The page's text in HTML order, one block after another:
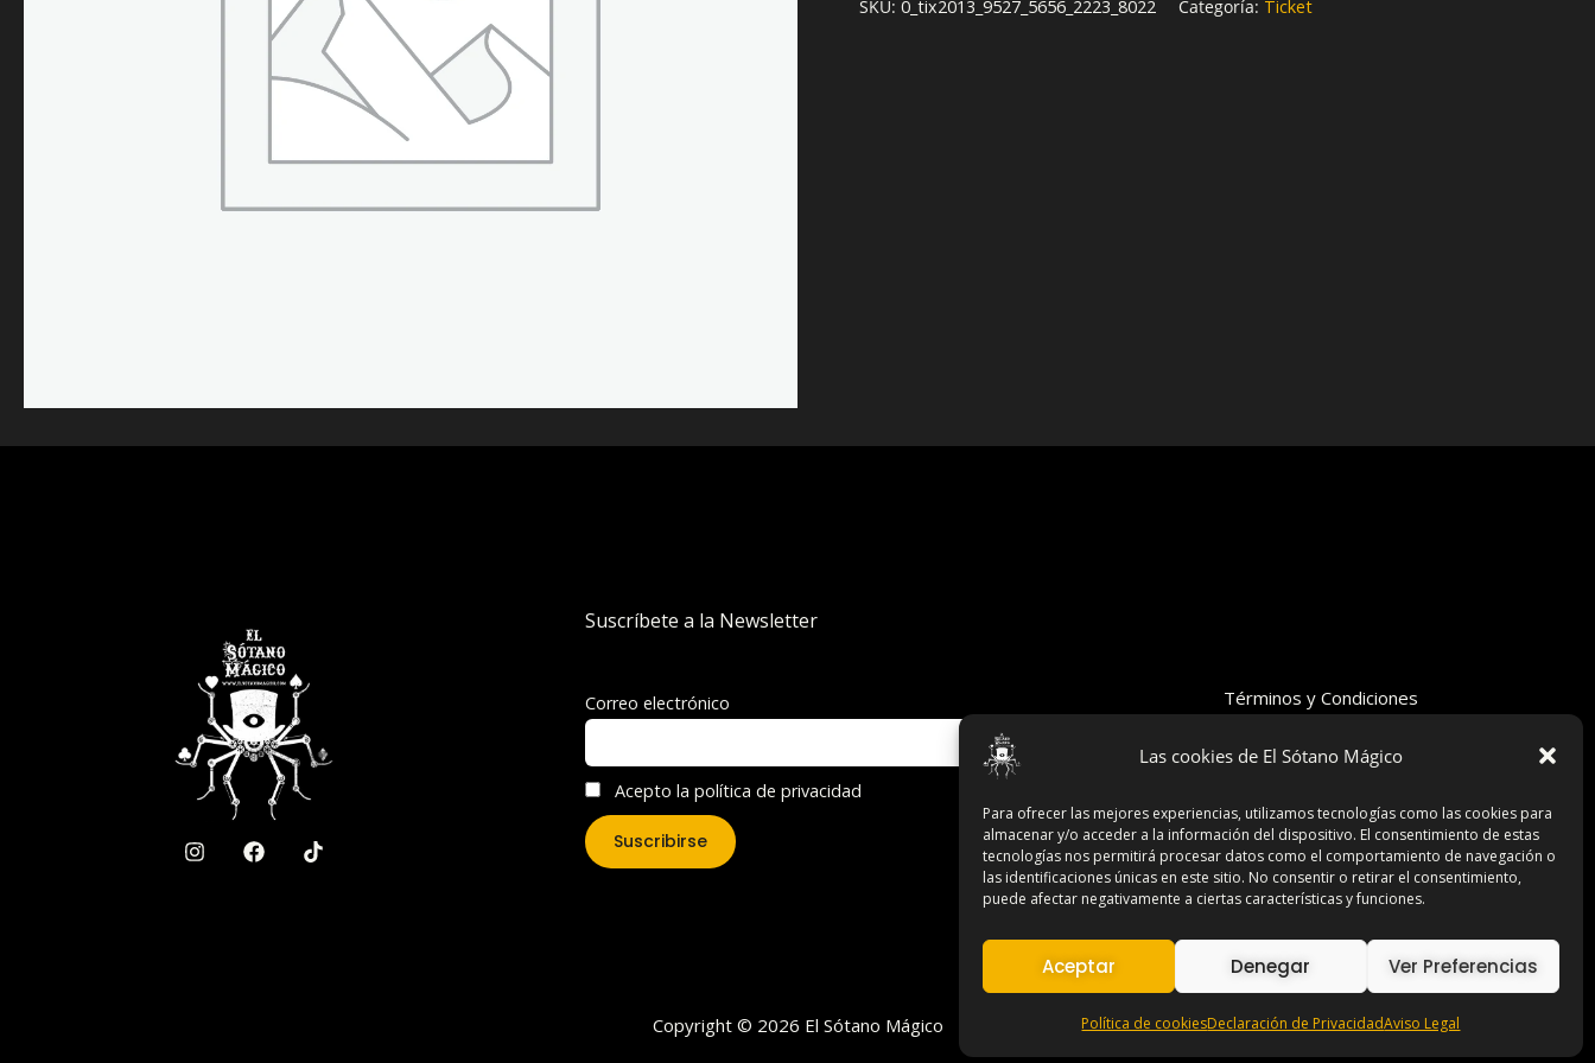
Las cookies de El Sótano Mágico
Para ofrecer las mejores experiencias, utilizamos tecnologías como las cookies para
almacenar y/o acceder a la información del dispositivo. El consentimiento de estas
tecnologías nos permitirá procesar datos como el comportamiento de navegación o
las identificaciones únicas en este sitio. No consentir o retirar el consentimiento,
puede afectar negativamente a ciertas características y funciones.
Aceptar Denegar Ver Preferencias
Política de cookiesDeclaración de PrivacidadAviso Legal
SKU:0_tix2013_9527_5656_2223_8022 Categoría: Ticket
Suscríbete a la Newsletter
Correo electrónico
Acepto la política de privacidad
Términos y Condiciones
Aviso Legal
Copyright © 2026 El Sótano Mágico